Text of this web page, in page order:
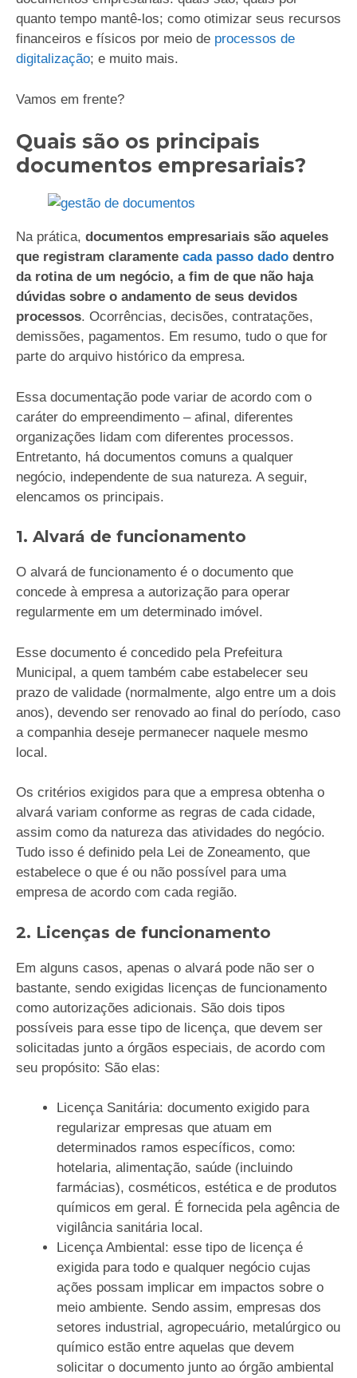
quanto tempo mantê-los; como otimizar seus recursos
financeiros e físicos por meio de processos de
digitalização; e muito mais.
Vamos em frente?
Quais são os principais
documentos empresariais?
Na prática, documentos empresariais são aqueles
que registram claramente cada passo dado dentro
da rotina de um negócio, a fim de que não haja
dúvidas sobre o andamento de seus devidos
processos. Ocorrências, decisões, contratações,
demissões, pagamentos. Em resumo, tudo o que for
parte do arquivo histórico da empresa.
Essa documentação pode variar de acordo com o
caráter do empreendimento – afinal, diferentes
organizações lidam com diferentes processos.
Entretanto, há documentos comuns a qualquer
negócio, independente de sua natureza. A seguir,
elencamos os principais.
1. Alvará de funcionamento
O alvará de funcionamento é o documento que
concede à empresa a autorização para operar
regularmente em um determinado imóvel.
Esse documento é concedido pela Prefeitura
Municipal, a quem também cabe estabelecer seu
prazo de validade (normalmente, algo entre um a dois
anos), devendo ser renovado ao final do período, caso
a companhia deseje permanecer naquele mesmo
local.
Os critérios exigidos para que a empresa obtenha o
alvará variam conforme as regras de cada cidade,
assim como da natureza das atividades do negócio.
Tudo isso é definido pela Lei de Zoneamento, que
estabelece o que é ou não possível para uma
empresa de acordo com cada região.
2. Licenças de funcionamento
Em alguns casos, apenas o alvará pode não ser o
bastante, sendo exigidas licenças de funcionamento
como autorizações adicionais. São dois tipos
possíveis para esse tipo de licença, que devem ser
solicitadas junto a órgãos especiais, de acordo com
seu propósito: São elas:
Licença Sanitária: documento exigido para
regularizar empresas que atuam em
determinados ramos específicos, como:
hotelaria, alimentação, saúde (incluindo
farmácias), cosméticos, estética e de produtos
químicos em geral. É fornecida pela agência de
vigilância sanitária local.
Licença Ambiental: esse tipo de licença é
exigida para todo e qualquer negócio cujas
ações possam implicar em impactos sobre o
meio ambiente. Sendo assim, empresas dos
setores industrial, agropecuário, metalúrgico ou
químico estão entre aquelas que devem
solicitar o documento junto ao órgão ambiental